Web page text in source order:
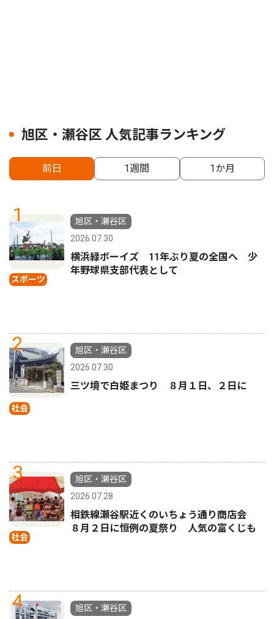
旭区・瀬谷区 人気記事ランキング
前日 1週間 1か月
1
スポーツ
旭区・瀬谷区
2026.07.30
横浜緑ボーイズ 11年ぶり夏の全国へ 少
年野球県支部代表として
2
社会
旭区・瀬谷区
2026.07.30
三ツ境で白姫まつり ８月１日、２日に
3
社会
旭区・瀬谷区
2026.07.28
相鉄線瀬谷駅近くのいちょう通り商店会
８月２日に恒例の夏祭り 人気の富くじも
4
旭区・瀬谷区